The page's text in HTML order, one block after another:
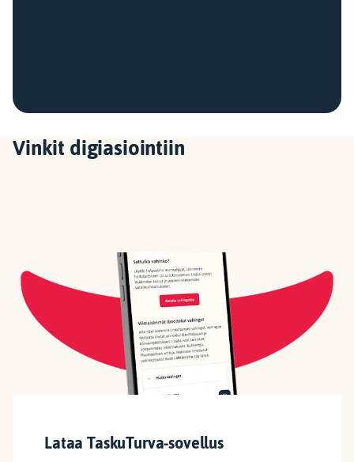
Vinkit digiasiointiin
Lataa TaskuTurva-sovellus